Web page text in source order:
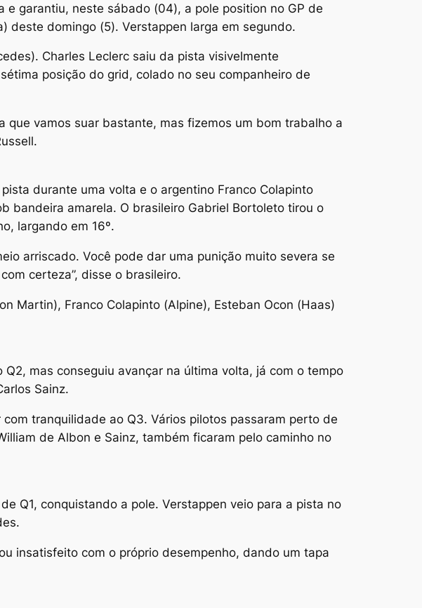
e garantiu, neste sábado (04), a pole position no GP de
deste domingo (5). Verstappen larga em segundo.
Charles Leclerc saiu da pista visivelmente
posição do grid, colado no seu companheiro de
que vamos suar bastante, mas fizemos um bom trabalho a
durante uma volta e o argentino Franco Colapinto
bandeira amarela. O brasileiro Gabriel Bortoleto tirou o
largando em 16º.
arriscado. Você pode dar uma punição muito severa se
certeza”, disse o brasileiro.
Martin), Franco Colapinto (Alpine), Esteban Ocon (Haas)
mas conseguiu avançar na última volta, já com o tempo
Sainz.
tranquilidade ao Q3. Vários pilotos passaram perto de
de Albon e Sainz, também ficaram pelo caminho no
Q1, conquistando a pole. Verstappen veio para a pista no
insatisfeito com o próprio desempenho, dando um tapa